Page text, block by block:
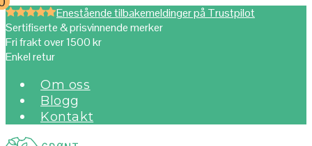
Enestående tilbakemeldinger på Trustpilot
Sertifiserte & prisvinnende merker
Fri frakt over 1500 kr
Enkel retur
Om oss
Blogg
Kontakt